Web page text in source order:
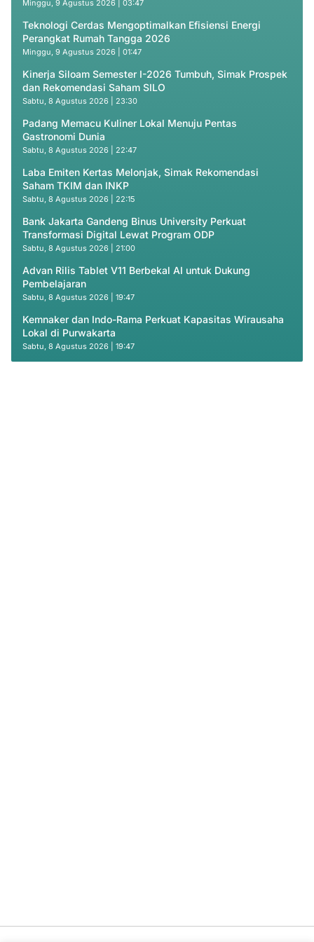
Minggu, 9 Agustus 2026 | 03:47
Teknologi Cerdas Mengoptimalkan Efisiensi Energi
Perangkat Rumah Tangga 2026
Minggu, 9 Agustus 2026 | 01:47
Kinerja Siloam Semester I-2026 Tumbuh, Simak Prospek
dan Rekomendasi Saham SILO
Sabtu, 8 Agustus 2026 | 23:30
Padang Memacu Kuliner Lokal Menuju Pentas
Gastronomi Dunia
Sabtu, 8 Agustus 2026 | 22:47
Laba Emiten Kertas Melonjak, Simak Rekomendasi
Saham TKIM dan INKP
Sabtu, 8 Agustus 2026 | 22:15
Bank Jakarta Gandeng Binus University Perkuat
Transformasi Digital Lewat Program ODP
Sabtu, 8 Agustus 2026 | 21:00
Advan Rilis Tablet V11 Berbekal AI untuk Dukung
Pembelajaran
Sabtu, 8 Agustus 2026 | 19:47
Kemnaker dan Indo-Rama Perkuat Kapasitas Wirausaha
Lokal di Purwakarta
Sabtu, 8 Agustus 2026 | 19:47